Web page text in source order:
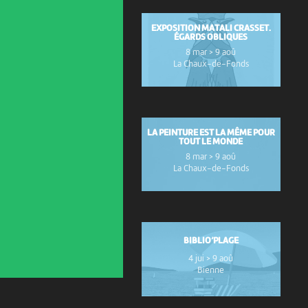
EXPOSITION MATALI CRASSET.
ÉGARDS OBLIQUES
8 mar > 9 aoû
La Chaux-de-Fonds
LA PEINTURE EST LA MÊME POUR
TOUT LE MONDE
8 mar > 9 aoû
La Chaux-de-Fonds
BIBLIO’PLAGE
4 jui > 9 aoû
Bienne